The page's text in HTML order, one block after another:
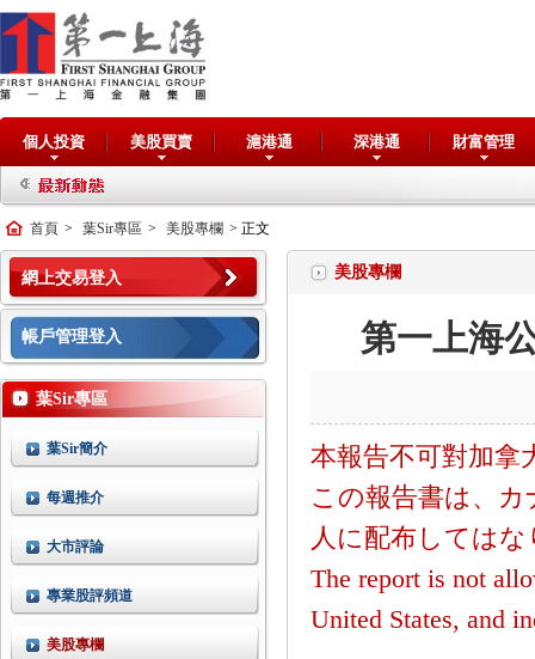
個人投資 美股買賣 滬港通 深港通 財富管理
首頁 > 葉Sir專區 > 美股專欄 > 正文
網上交易登入
帳戶管理登入
葉Sir專區
葉Sir簡介
每週推介
大市評論
專業股評頻道
美股專欄
美股專欄
第一上海
本報告不可對加拿
この報告書は、
人に配布しては
The report is not
United States, and